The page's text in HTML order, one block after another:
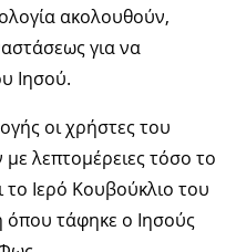
ακολουθούν,
για να
Ιησού.
οι χρήστες του
λεπτομέρειες τόσο το
Ιερό Κουβούκλιο του
όπου τάφηκε ο Ιησούς